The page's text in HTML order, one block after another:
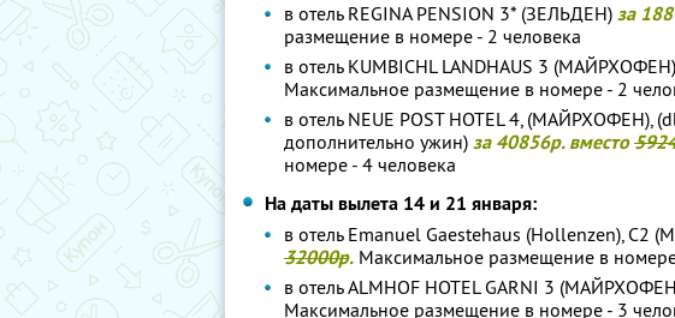
в отель REGINA PENSION 3* (ЗЕЛЬДЕН) за
размещение в номере - 2 человека
в отель KUMBICHL LANDHAUS 3 (МАЙРХОФЕН)
Максимальное размещение в номере - 2
в отель NEUE POST HOTEL 4, (МАЙРХОФЕН),
дополнительно ужин) за 40856р. вместо
номере - 4 человека
На даты вылета 14 и 21 января:
в отель Emanuel Gaestehaus (Hollenzen), С2
32000р. Максимальное размещение в
в отель ALMHOF HOTEL GARNI 3
Максимальное размещение в номере - 3